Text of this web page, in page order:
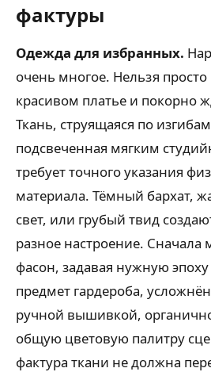
фактуры
Одежда для избранных.
очень многое. Нельзя просто
красивом платье и покорно
Ткань, струящаяся по
подсвеченная мягким
требует точного указания
материала. Тёмный бархат,
свет, или грубый твид
разное настроение. Сначала
фасон, задавая нужную
предмет гардероба,
ручной вышивкой,
общую цветовую палитру
фактура ткани не должна